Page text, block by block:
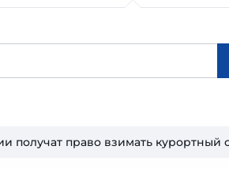
получат право взимать курортный